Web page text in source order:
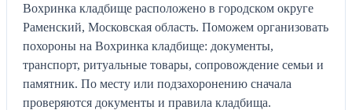
Вохринка кладбище расположено в городском округе
Раменский, Московская область. Поможем организовать
похороны на Вохринка кладбище: документы,
транспорт, ритуальные товары, сопровождение семьи и
памятник. По месту или подзахоронению сначала
проверяются документы и правила кладбища.